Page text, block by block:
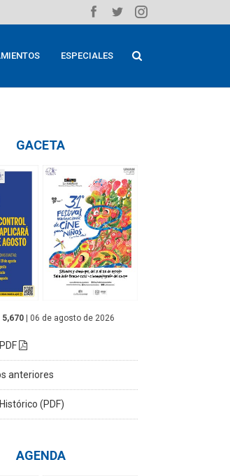
ESPECIALES
GACETA
| 06 de agosto de 2026
anteriores
(PDF)
AGENDA